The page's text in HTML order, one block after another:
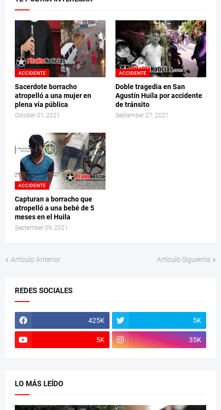
ACCIDENTE
Sacerdote borracho
atropelló a una mujer en
plena vía pública
October 01, 2021
ACCIDENTE
Doble tragedia en San
Agustín Huila por accidente
de tránsito
September 27, 2021
ACCIDENTE
Capturan a borracho que
atropelló a una bebé de 5
meses en el Huila
September 09, 2021
Artículo Anterior Artículo Siguiente
REDES SOCIALES
425K 5K
5K 35K
LO MÁS LEÍDO